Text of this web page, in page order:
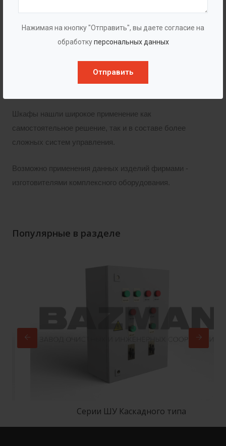
Нажимая на кнопку "Отправить", вы даете согласие на
обработкуперсональных данных
Отправить
позволяет изготавливать шкафы различного
Окраска корпуса может быть выполнена по
Шкафы нашли широкое применение как
самостоятельное решение, так и в составе более
сложных систем управления.
Возможно применения данных изделий фирмами -
изготовителями комплексного оборудования.
Популярные в разделе
Серии ШУ Каскадного типа